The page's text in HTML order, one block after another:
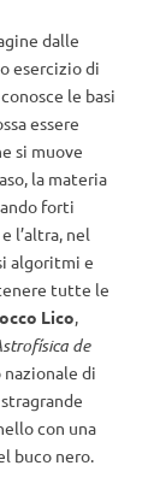
dalle
esercizio di
le basi
essere
si muove
la materia
forti
l’altra, nel
algoritmi e
tutte le
Lico,
de
nazionale di
con una
buco nero.